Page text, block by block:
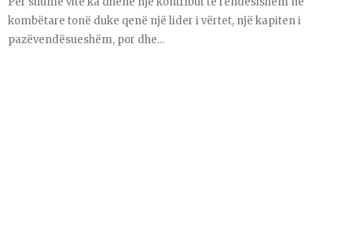
kombëtare tonë duke qenë një lider i vërtet, një kapiten i
pazëvendësueshëm, por dhe...